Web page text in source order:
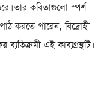
তার কবিতাগুলো স্পর্শ
করতে পারেন, বিদ্রোহী
এই কাব্যগ্রন্থটি।